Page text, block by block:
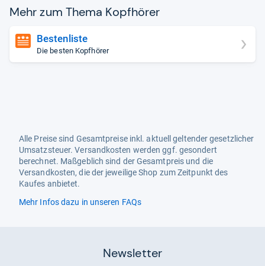
Mehr zum Thema Kopf­hö­rer
Bestenliste
Die besten Kopfhörer
Alle Preise sind Gesamtpreise inkl. aktuell geltender gesetzlicher
Umsatzsteuer. Versandkosten werden ggf. gesondert
berechnet. Maßgeblich sind der Gesamtpreis und die
Versandkosten, die der jeweilige Shop zum Zeitpunkt des
Kaufes anbietet.
Mehr Infos dazu in unseren FAQs
Newsletter